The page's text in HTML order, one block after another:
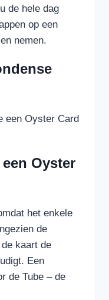
de hele dag
op een
nemen.
een Oyster Card
Oyster
het enkele
de
kaart de
Een
de Tube – de